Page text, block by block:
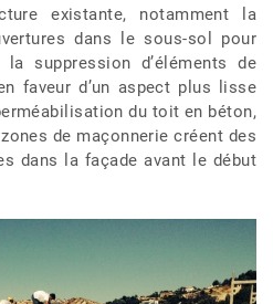
existante, notamment la
dans le sous-sol pour
suppression d’éléments de
faveur d’un aspect plus lisse
du toit en béton,
de maçonnerie créent des
dans la façade avant le début